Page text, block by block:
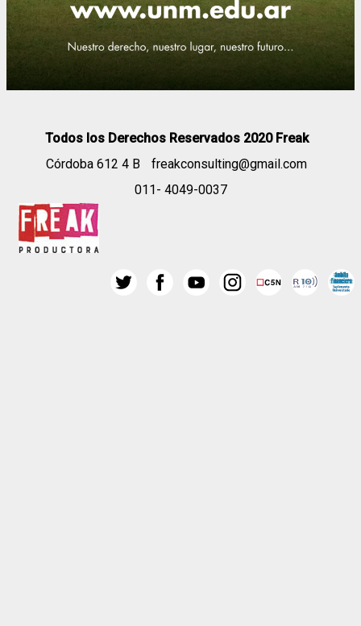
Todos los Derechos Reservados 2020 Freak
Córdoba 612 4 B
freakconsulting@gmail.com
011- 4049-0037